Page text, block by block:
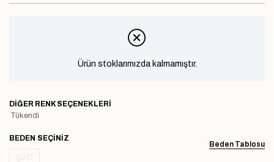
Ürün stoklarımızda kalmamıştır.
DIĞER RENK SEÇENEKLERI
Tükendi
Beden Tablosu
BEDEN